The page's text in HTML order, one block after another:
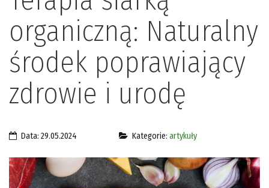
organiczną: Naturalny
środek poprawiający
zdrowie i urodę
Data: 29.05.2024 Kategorie: artykuły